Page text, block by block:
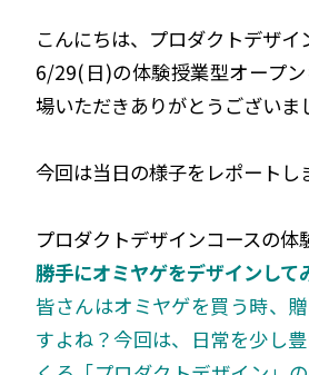
こんにちは、プロダクトデザイ
6/29(日)の体験授業型オープ
場いただきありがとうございま
今回は当日の様子をレポートし
プロダクトデザインコースの体
勝手にオミヤゲをデザインして
皆さんはオミヤゲを買う時、
すよね？今回は、日常を少し